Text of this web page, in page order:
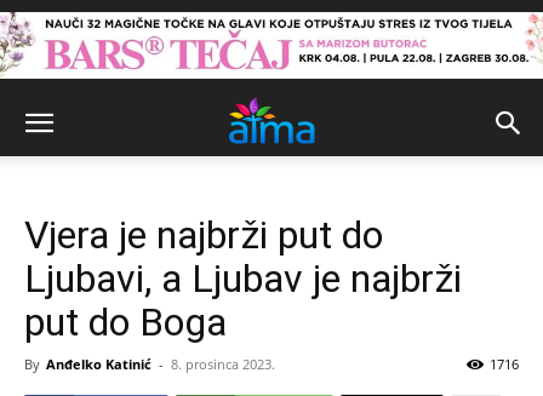
Vjera je najbrži put do
Ljubavi, a Ljubav je najbrži
put do Boga
By Anđelko Katinić - 8. prosinca 2023. 1716